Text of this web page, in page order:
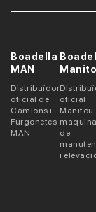
Boadella
MAN
Distribuïdor
oficial de
Camions i
Furgonetes
MAN
oficial
Manitou
de
i